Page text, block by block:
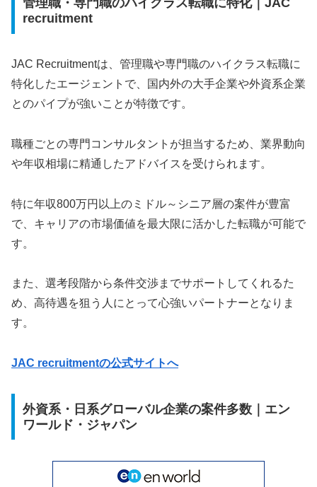
recruitment
JAC Recruitmentは、管理職や専門職のハイクラス転職に
特化したエージェントで、国内外の大手企業や外資系企業
とのパイプが強いことが特徴です。
職種ごとの専門コンサルタントが担当するため、業界動向
や年収相場に精通したアドバイスを受けられます。
特に年収800万円以上のミドル～シニア層の案件が豊富
で、キャリアの市場価値を最大限に活かした転職が可能で
す。
また、選考段階から条件交渉までサポートしてくれるた
め、高待遇を狙う人にとって心強いパートナーとなりま
す。
JAC recruitmentの公式サイトへ
外資系・日系グローバル企業の案件多数｜エン
ワールド・ジャパン